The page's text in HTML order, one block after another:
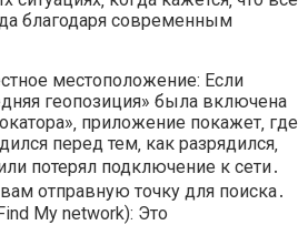
благодаря современным
местоположение: Если
геопозиция» была включена
приложение покажет‚ где
перед тем‚ как разрядился‚
потерял подключение к сети․
отправную точку для поиска․
My network): Это